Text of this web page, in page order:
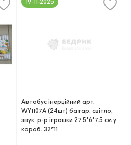
Автобус інерційний арт.
WY1107A (24шт) батар. світло,
звук, р-р іграшки 27.5*6*7.5 см у
короб. 32*11
19-11-2025